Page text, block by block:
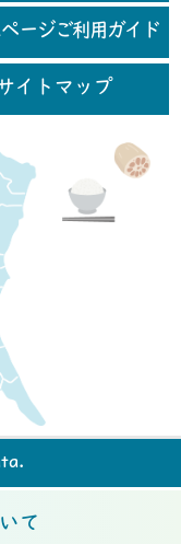
ージご利用ガイド
イトマップ
て